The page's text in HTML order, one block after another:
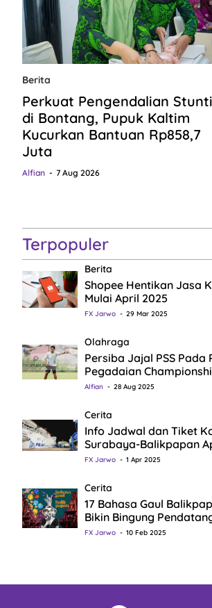
Berita
Perkuat Pengendalian
di Bontang, Pupuk Kaltim
Kucurkan Bantuan Rp858,7
Juta
Alfian 7 Aug 2026
Terpopuler
Berita
Shopee Hentikan Jasa
Mulai April 2025
FX Jarwo 29 Mar 2025
Olahraga
Persiba Jajal PSS Pada
Pegadaian
Alfian 28 Aug 2025
Cerita
Info Jadwal dan Tiket
Surabaya-Balikpapan
FX Jarwo 1 Apr 2025
Cerita
17 Bahasa Gaul
Bikin Bingung
FX Jarwo 10 Feb 2025